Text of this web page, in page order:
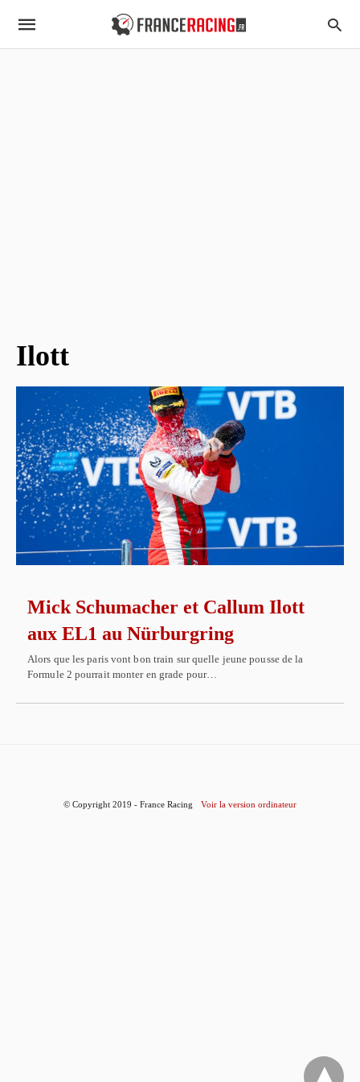
Ilott
Mick Schumacher et Callum Ilott
aux EL1 au Nürburgring
Alors que les paris vont bon train sur quelle jeune pousse de la
Formule 2 pourrait monter en grade pour…
© Copyright 2019 - France Racing Voir la version ordinateur